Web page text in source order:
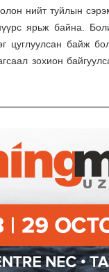
нийт туйлын
ярьж байна.
цуглуулсан байж
зохион